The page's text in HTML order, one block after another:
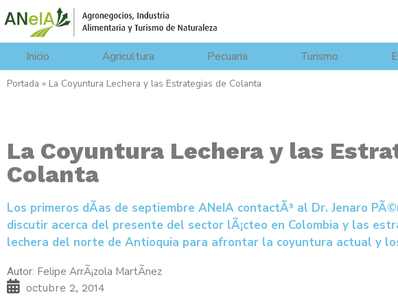
Inicio Agricultura Pecuaria Turismo
Portada » La Coyuntura Lechera y las Estrategias de Colanta
La Coyuntura Lechera y las
Colanta
Los primeros dÃ­as de septiembre ANeIA contactÃ³ al Dr. Jenaro
discutir acerca del presente del sector lÃ¡cteo en Colombia y las
lechera del norte de Antioquia para afrontar la coyuntura actual y
Autor: Felipe ArrÃ¡zola MartÃ­nez
octubre 2, 2014